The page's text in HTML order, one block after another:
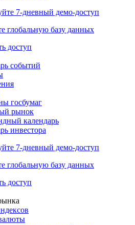
7-дневный демо-доступ
глобальную базу данных
доступ
событий
госбумаг
рынок
календарь
инвестора
7-дневный демо-доступ
глобальную базу данных
доступ